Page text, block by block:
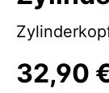
32,90